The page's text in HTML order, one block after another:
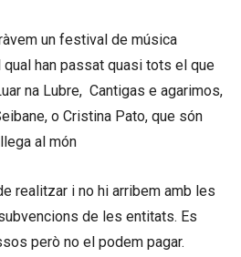
un festival de música
qual han passat quasi tots el que
na Lubre, Cantigas e agarimos,
o Cristina Pato, que són
al món
realitzar i no hi arribem amb les
de les entitats. Es
però no el podem pagar.